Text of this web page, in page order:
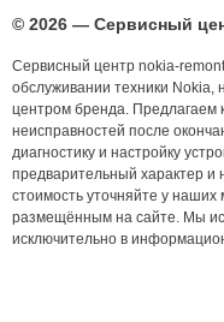
© 2026 — Сервисный
Сервисный центр nokia-
обслуживании техники
центром бренда. Предлагаем
неисправностей после
диагностику и настройку
предварительный характер
стоимость уточняйте у
размещённым на сайте. Мы
исключительно в